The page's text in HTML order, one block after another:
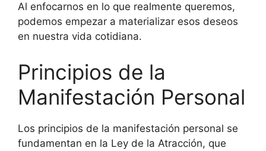
Al enfocarnos en lo que realmente queremos,
podemos empezar a materializar esos deseos
en nuestra vida cotidiana.
Principios de la
Manifestación Personal
Los principios de la manifestación personal se
fundamentan en la Ley de la Atracción, que